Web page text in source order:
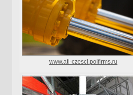
www.atl-czesci.polfirms.ru